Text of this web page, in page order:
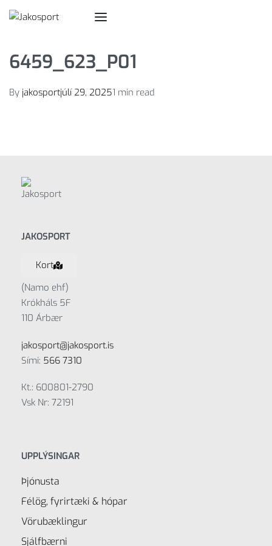
6459_623_P01
By jakosportjúlí 29, 20251 min read
JAKOSPORT
Kort
(Namo ehf)
Krókháls 5F
110 Árbær
jakosport@jakosport.is
Sími: 566 7310
Kt.: 600801-2790
Vsk Nr: 72191
UPPLÝSINGAR
Þjónusta
Félög, fyrirtæki & hópar
Vörubæklingur
Sjálfbærni